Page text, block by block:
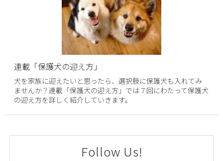
連載「保護犬の迎え方」
犬を家族に迎えたいと思ったら、選択肢に保護犬も入れてみ
ませんか？連載「保護犬の迎え方」では７回にわたって保護犬
の迎え方を詳しく紹介していきます。
Follow Us!